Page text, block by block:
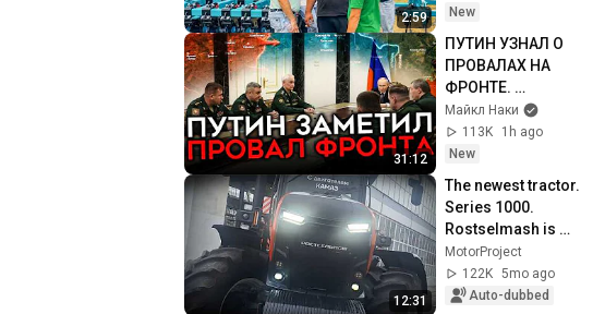
2:59
Завод Промагро
New
31:12
ПУТИН УЗНАЛ О
ПРОВАЛАХ НА
ФРОНТЕ.
Перестановки
командующих
Майкл Наки
113K
1h ago
New
12:31
The newest tractor.
Series 1000.
Rostselmash is
preparing the
conveyor.
MotorProject
122K 5mo ago
Auto-dubbed